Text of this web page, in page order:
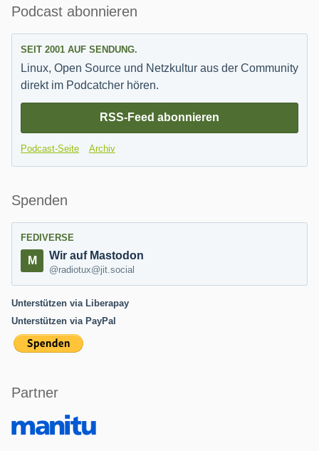
Seitenleiste
Podcast abonnieren
SEIT 2001 AUF SENDUNG.
Linux, Open Source und Netzkultur aus der Community
direkt im Podcatcher hören.
RSS-Feed abonnieren
Podcast-Seite Archiv
Spenden
FEDIVERSE
Wir auf Mastodon
@radiotux@jit.social
Unterstützen via Liberapay
Unterstützen via PayPal
Partner